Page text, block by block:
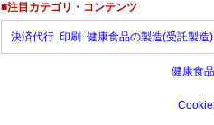
■注目カテゴリ・コンテンツ
決済代行 印刷 健康食品の製造(受託製造)
健康食品